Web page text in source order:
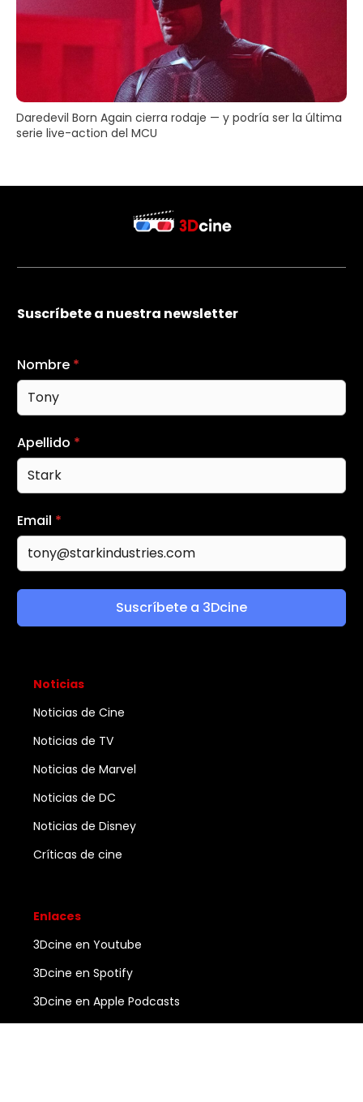
Daredevil Born Again cierra rodaje — y podría ser la última
serie live-action del MCU
Suscríbete a nuestra newsletter
Nombre *
Apellido *
Email *
Suscríbete a 3Dcine
Noticias
Noticias de Cine
Noticias de TV
Noticias de Marvel
Noticias de DC
Noticias de Disney
Críticas de cine
Enlaces
3Dcine en Youtube
3Dcine en Spotify
3Dcine en Apple Podcasts